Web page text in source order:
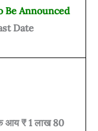
Be Announced
Date
आय ₹ 1 लाख 80